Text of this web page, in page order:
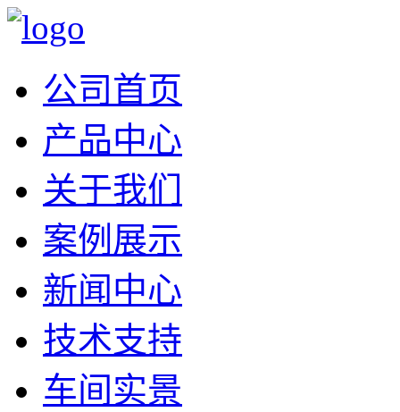
公司首页
产品中心
关于我们
案例展示
新闻中心
技术支持
车间实景